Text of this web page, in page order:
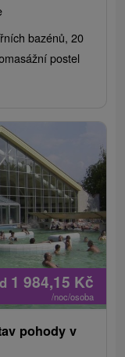
bazénů, 20
postel
1 984,15 Kč
/noc/osoba
pohody v